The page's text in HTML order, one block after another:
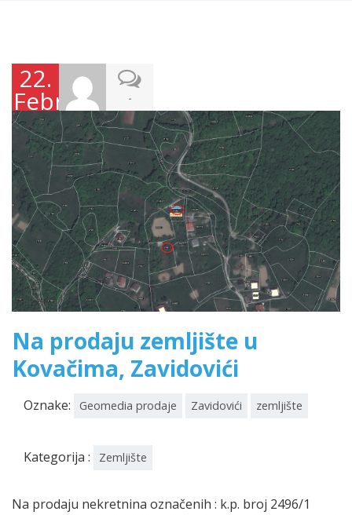
22.
Februara
2023.
-
Na prodaju zemljište u
Kovačima, Zavidovići
Oznake: Geomedia prodaje Zavidovići zemljište
Kategorija : Zemljište
Na prodaju nekretnina označenih : k.p. broj 2496/1